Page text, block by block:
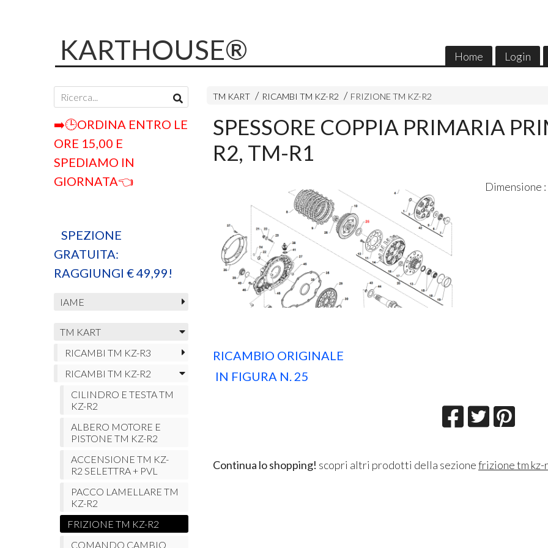
Home Login
KARTHOUSE®
TM KART RICAMBI TM KZ-R2 FRIZIONE TM KZ-R2
SPESSORE COPPIA PRIMARIA
R2, TM-R1
Dimensione
RICAMBIO ORIGINALE
IN FIGURA N. 25
Continua lo shopping! scopri altri prodotti della sezionefrizione tm kz-
➡️🕒ORDINA ENTRO LE
ORE 15,00 E
SPEDIAMO IN
GIORNATA👈
SPEZIONE
GRATUITA:
RAGGIUNGI € 49,99!
IAME
TM KART
RICAMBI TM KZ-R3
RICAMBI TM KZ-R2
CILINDRO E TESTA TM
KZ-R2
ALBERO MOTORE E
PISTONE TM KZ-R2
ACCENSIONE TM KZ-
R2 SELETTRA + PVL
PACCO LAMELLARE TM
KZ-R2
FRIZIONE TM KZ-R2
COMANDO CAMBIO